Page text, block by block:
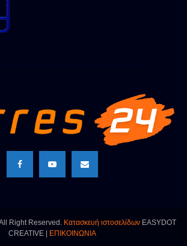
Right Reserved. Κατασκευή ιστοσελίδωνEASYDOT
CREATIVE |
ΕΠΙΚΟΙΝΩΝΙΑ